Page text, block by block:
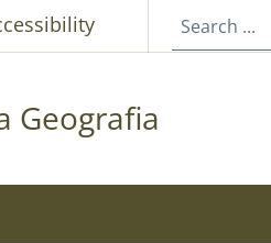
Geografia